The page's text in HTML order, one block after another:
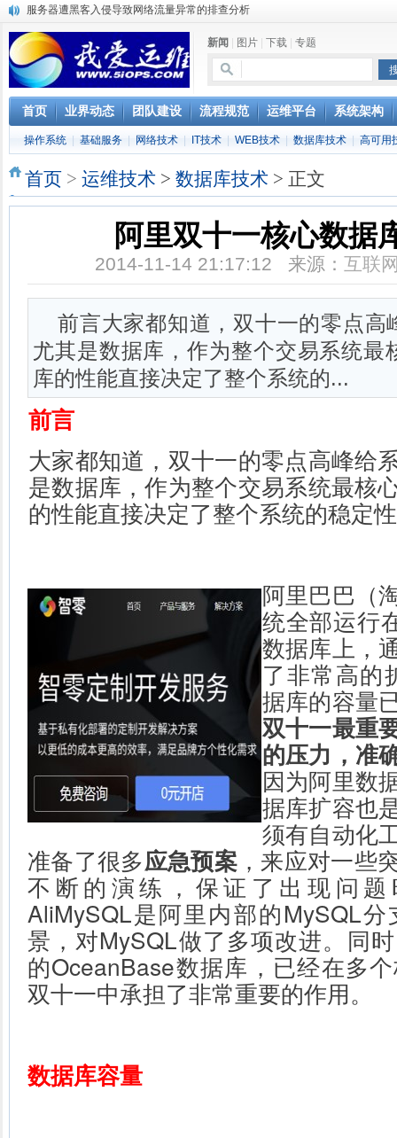
复杂网络架构导致的诡异网络问题排查分享
Percona Playback 0.3 development release
使用jmx client监控activemq
Hive查询OOM分析
浅解Facebook的服务器架构
一淘网后面的技术与架构
实现多个无线AP桥接，扩大家庭WIFI覆盖
Linux下系统或服务排障的最佳实践
服务器遭黑客入侵导致网络流量异常的排查分析
新闻 图片 下载 专题
首页 业界动态 团队建设 流程规范 运维平台 系统架构
操作系统 基础服务 网络技术 IT技术 WEB技术 数据库技术 高可用
首页 > 运维技术 > 数据库技术 > 正文
阿里双十一核心数据
2014-11-14 21:17:12 来源： 互联
前言大家都知道，双十一的零点高
尤其是数据库，作为整个交易系统最
库的性能直接决定了整个系统的...
前言
大家都知道，双十一的零点高峰给
是数据库，作为整个交易系统最核
的性能直接决定了整个系统的稳定
阿里巴巴（
统全部运行
数据库上，
了非常高的
据库的容量
双十一最重
的压力，准
因为阿里数
据库扩容也
须有自动化
准备了很多应急预案 ，来应对一些
不断的演练，保证了出现问
AliMySQL是阿里内部的MySQL
景，对MySQL做了多项改进。同
的OceanBase数据库，已经在多
双十一中承担了非常重要的作用。
数据库容量